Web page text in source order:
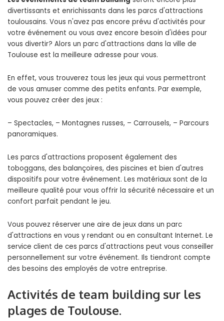
divertissants et enrichissants dans les parcs d'attractions
toulousains. Vous n'avez pas encore prévu d'activités pour
votre événement ou vous avez encore besoin d'idées pour
vous divertir? Alors un parc d'attractions dans la ville de
Toulouse est la meilleure adresse pour vous.
En effet, vous trouverez tous les jeux qui vous permettront
de vous amuser comme des petits enfants. Par exemple,
vous pouvez créer des jeux :
– Spectacles, – Montagnes russes, – Carrousels, – Parcours
panoramiques.
Les parcs d'attractions proposent également des
toboggans, des balançoires, des piscines et bien d'autres
dispositifs pour votre événement. Les matériaux sont de la
meilleure qualité pour vous offrir la sécurité nécessaire et un
confort parfait pendant le jeu.
Vous pouvez réserver une aire de jeux dans un parc
d'attractions en vous y rendant ou en consultant Internet. Le
service client de ces parcs d'attractions peut vous conseiller
personnellement sur votre événement. Ils tiendront compte
des besoins des employés de votre entreprise.
Activités de team building sur les
plages de Toulouse.